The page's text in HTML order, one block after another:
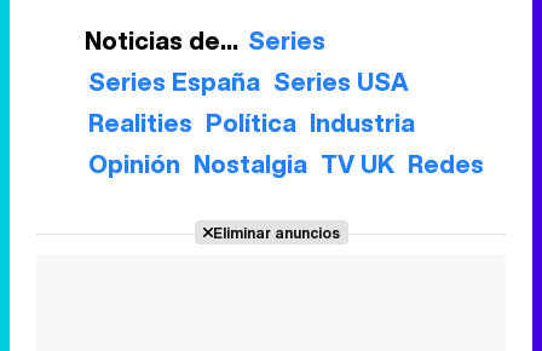
Noticias de... Series
Series España Series USA
Realities Política Industria
Opinión Nostalgia TV UK Redes
Eliminar anuncios